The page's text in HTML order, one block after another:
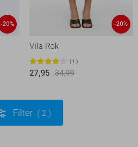
-20% -20%
Vila Rok
1
27,95 34,99
Filter 2